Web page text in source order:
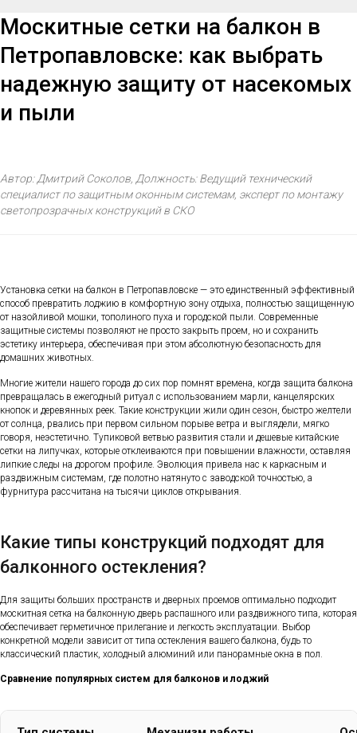
Москитные сетки на балкон в
Петропавловске: как выбрать
надежную защиту от насекомых
и пыли
Автор: Дмитрий Соколов, Должность: Ведущий технический
специалист по защитным оконным системам, эксперт по монтажу
светопрозрачных конструкций в СКО
Установка сетки на балкон в Петропавловске — это единственный эффективный
способ превратить лоджию в комфортную зону отдыха, полностью защищенную
от назойливой мошки, тополиного пуха и городской пыли. Современные
защитные системы позволяют не просто закрыть проем, но и сохранить
эстетику интерьера, обеспечивая при этом абсолютную безопасность для
домашних животных.
Многие жители нашего города до сих пор помнят времена, когда защита балкона
превращалась в ежегодный ритуал с использованием марли, канцелярских
кнопок и деревянных реек. Такие конструкции жили один сезон, быстро желтели
от солнца, рвались при первом сильном порыве ветра и выглядели, мягко
говоря, неэстетично. Тупиковой ветвью развития стали и дешевые китайские
сетки на липучках, которые отклеиваются при повышении влажности, оставляя
липкие следы на дорогом профиле. Эволюция привела нас к каркасным и
раздвижным системам, где полотно натянуто с заводской точностью, а
фурнитура рассчитана на тысячи циклов открывания.
Какие типы конструкций подходят для
балконного остекления?
Для защиты больших пространств и дверных проемов оптимально подходит
москитная сетка на балконную дверь распашного или раздвижного типа, которая
обеспечивает герметичное прилегание и легкость эксплуатации. Выбор
конкретной модели зависит от типа остекления вашего балкона, будь то
классический пластик, холодный алюминий или панорамные окна в пол.
Сравнение популярных систем для балконов и лоджий